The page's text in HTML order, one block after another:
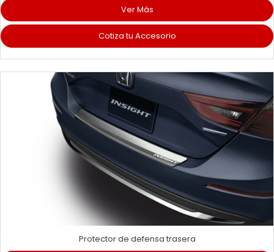
Ver Más
Cotiza tu Accesorio
Protector de defensa trasera